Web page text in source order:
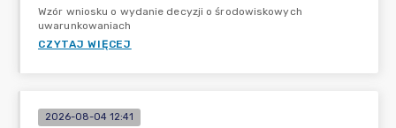
Wzór wniosku o wydanie decyzji o środowiskowych
uwarunkowaniach
CZYTAJ WIĘCEJ
2026-08-04 12:41